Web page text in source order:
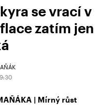
se vrací v
zatím jen
| Mírný růst